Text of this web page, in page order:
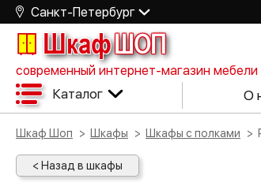
Санкт-Петербург
ШкафШОП
современный интернет-магазин мебели
Каталог О
Шкаф Шоп Шкафы Шкафы с полками
< Назад в шкафы